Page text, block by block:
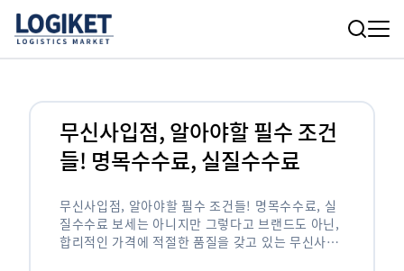
무신사입점, 알아야할 필수 조건
들! 명목수수료, 실질수수료
무신사입점, 알아야할 필수 조건들! 명목수수료, 실
질수수료 보세는 아니지만 그렇다고 브랜드도 아닌,
합리적인 가격에 적절한 품질을 갖고 있는 무신사!